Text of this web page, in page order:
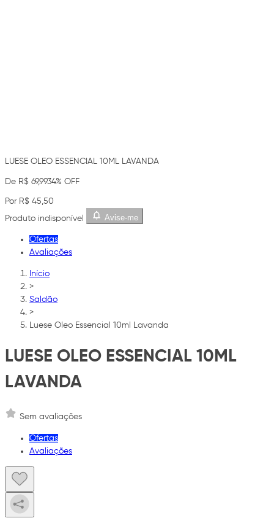
LUESE OLEO ESSENCIAL 10ML LAVANDA
De R$ 69,9934% OFF
Por R$ 45,50
Produto indisponível
Avise-me
Ofertas
Avaliações
Início
>
Saldão
>
Luese Oleo Essencial 10ml Lavanda
LUESE OLEO ESSENCIAL 10ML
LAVANDA
Sem avaliações
Ofertas
Avaliações